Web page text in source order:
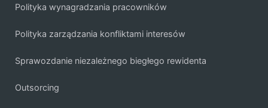
Polityka wynagradzania pracowników
Polityka zarządzania konfliktami interesów
Sprawozdanie niezależnego biegłego rewidenta
Outsorcing